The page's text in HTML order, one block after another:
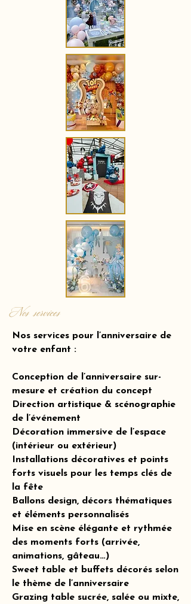
Nos services
Nos services pour l’anniversaire de
votre enfant :
Conception de l’anniversaire sur-
mesure et création du concept
Direction artistique & scénographie
de l’événement
Décoration immersive de l’espace
(intérieur ou extérieur)
Installations décoratives et points
forts visuels pour les temps clés de
la fête
Ballons design, décors thématiques
et éléments personnalisés
Mise en scène élégante et rythmée
des moments forts (arrivée,
animations, gâteau…)
Sweet table et buffets décorés selon
le thème de l’anniversaire
Grazing table sucrée, salée ou mixte,